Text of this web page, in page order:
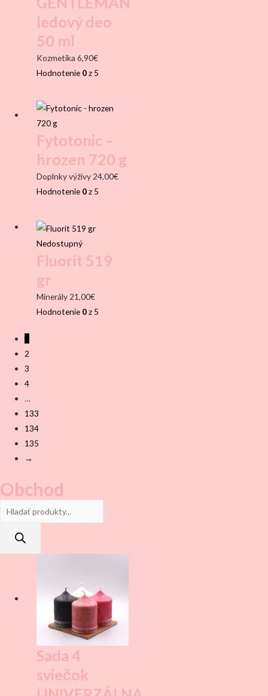
ledový deo
50 ml
Kozmetika6,90€
Hodnotenie 0z 5
Fytotonic –
hrozen 720 g
Doplnky výživy 24,00€
Hodnotenie 0z 5
Nedostupný
Fluorit 519
gr
Minerály 21,00€
Hodnotenie 0z 5
2
3
4
…
133
134
135
→
Obchod
Products
search
Sada 4
sviečok